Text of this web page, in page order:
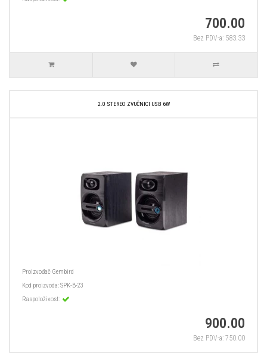
700.00
Bez PDV-a: 583.33
2.0 STEREO ZVUČNICI USB 6W
Proizvođač Gembird
Kod proizvoda:SPK-B-23
Raspoloživost:
900.00
Bez PDV-a: 750.00